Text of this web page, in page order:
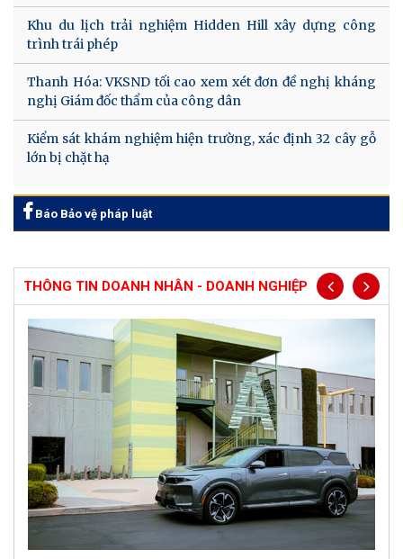
Khu du lịch trải nghiệm Hidden Hill xây dựng công
trình trái phép
Thanh Hóa: VKSND tối cao xem xét đơn đề nghị kháng
nghị Giám đốc thẩm của công dân
Kiểm sát khám nghiệm hiện trường, xác định 32 cây gỗ
lớn bị chặt hạ
Báo Bảo vệ pháp luật
THÔNG TIN DOANH NHÂN - DOANH NGHIỆP